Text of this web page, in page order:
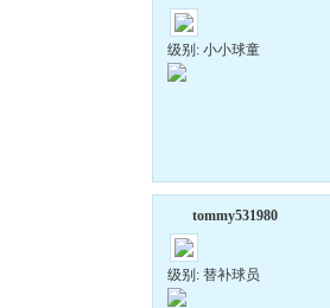
级别: 小小球童
tommy531980
级别: 替补球员